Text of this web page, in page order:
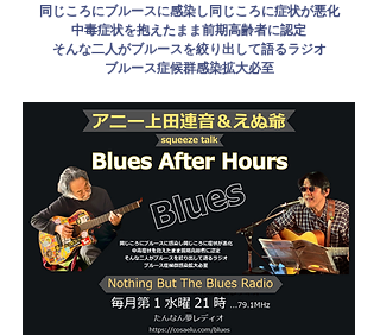
同じころにブルースに感染し同じころに症状が悪化
中毒症状を抱えたまま前期高齢者に認定
そんな二人がブルースを絞り出して語るラジオ
ブルース症候群感染拡大必至